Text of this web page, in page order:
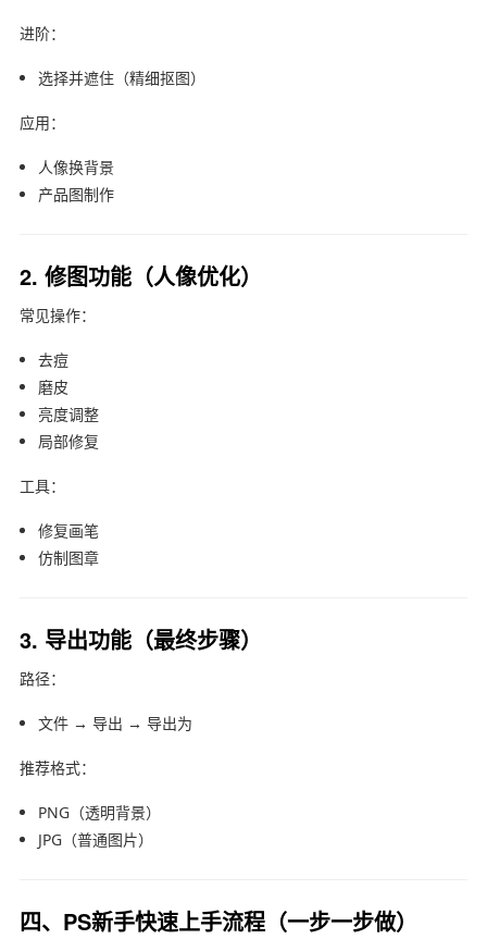
进阶：
选择并遮住（精细抠图）
应用：
人像换背景
产品图制作
2. 修图功能（人像优化）
常见操作：
去痘
磨皮
亮度调整
局部修复
工具：
修复画笔
仿制图章
3. 导出功能（最终步骤）
路径：
文件 → 导出 → 导出为
推荐格式：
PNG（透明背景）
JPG（普通图片）
四、PS新手快速上手流程（一步一步做）